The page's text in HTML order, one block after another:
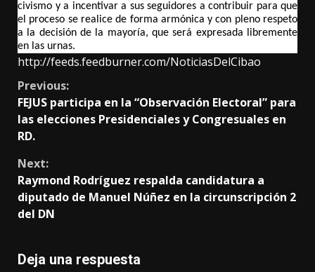
civismo y a incentivar a sus seguidores a contribuir para que
el proceso se realice de forma armónica y con pleno respeto
a la decisión de la mayoría, que será expresada libremente
en las urnas.
http://feeds.feedburner.com/NoticiasDelCibao
Continue
Reading
Previous:
FEJUS participa en la “Observación Electoral” para
las elecciones Presidenciales y Congresuales en
RD.
Next:
Raymond Rodríguez respalda candidatura a
diputado de Manuel Núñez en la circunscripción 2
del DN
Deja una respuesta